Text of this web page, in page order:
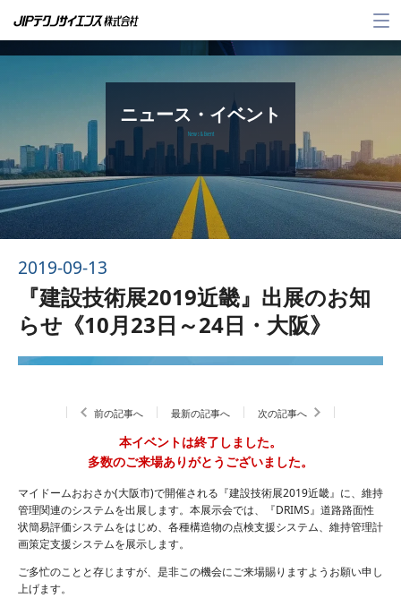
メ
ー
ニュース・イベント
News & Event
2019-09-13
『建設技術展2019近畿』出展のお知
らせ《10月23日～24日・大阪》
前の記事へ 最新の記事へ 次の記事へ
本イベントは終了しました。
多数のご来場ありがとうございました。
マイドームおおさか(大阪市)で開催される『建設技術展2019近畿』に、維持
管理関連のシステムを出展します。本展示会では、『DRIMS』道路路面性
状簡易評価システムをはじめ、各種構造物の点検支援システム、維持管理計
画策定支援システムを展示します。
ご多忙のことと存じますが、是非この機会にご来場賜りますようお願い申し
上げます。